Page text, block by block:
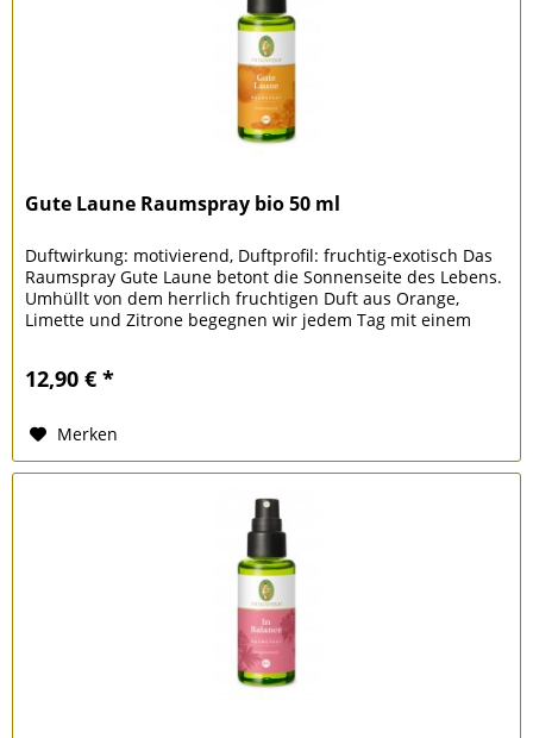
Gute Laune Raumspray bio 50 ml
Duftwirkung: motivierend, Duftprofil: fruchtig-exotisch Das
Raumspray Gute Laune betont die Sonnenseite des Lebens.
Umhüllt von dem herrlich fruchtigen Duft aus Orange,
Limette und Zitrone begegnen wir jedem Tag mit einem
12,90 € *
Merken